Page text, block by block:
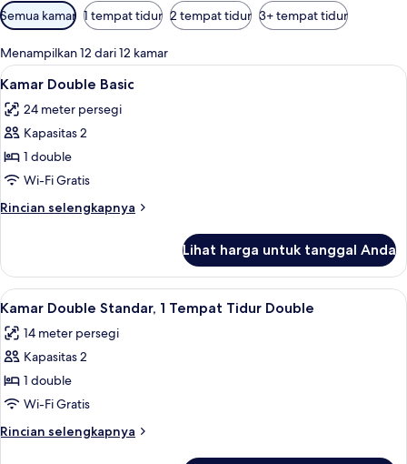
Filter
tersedia
untuk
kamar
Semua kamar 1 tempat tidur 2 tempat tidur 3+ tempat tidur
Menampilkan 12 dari 12 kamar
Lihat
semua
foto
untuk
Kamar
Double
Basic
Kamar Double Basic | Seprai
5
Kamar Double Basic
24 meter persegi
Kapasitas 2
1 double
Wi-Fi Gratis
Rincian selengkapnya
Rincian
Kamar
Double
Basic
Lihat harga untuk tanggal Anda
Lihat
semua
foto
untuk
Kamar
Double
Standar,
1
Seprai premium, meja kerja, kedap
7
Kamar Double Standar, 1 Tempat Tidur Double
14 meter persegi
Kapasitas 2
1 double
Wi-Fi Gratis
Rincian selengkapnya
Rincian